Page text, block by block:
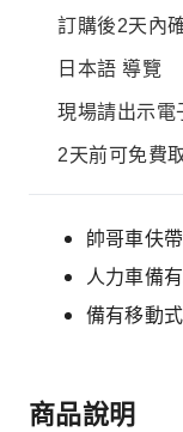
訂購後2天內
日本語 導覽
現場請出示電
2天前可免費
帥哥車伕
人力車備
備有移動
商品說明